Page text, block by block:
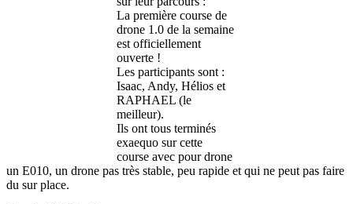
La première course de
drone 1.0 de la semaine
est officiellement
ouverte !
Les participants sont :
Isaac, Andy, Hélios et
RAPHAEL (le
meilleur).
Ils ont tous terminés
exaequo sur cette
course avec pour drone
un E010, un drone pas très stable, peu rapide et qui ne peut pas faire
du sur place.